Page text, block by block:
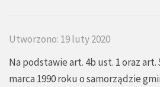
Utworzono: 19 luty 2020
Na podstawie art. 4b ust. 1 oraz art.
marca 1990 roku o samorządzie